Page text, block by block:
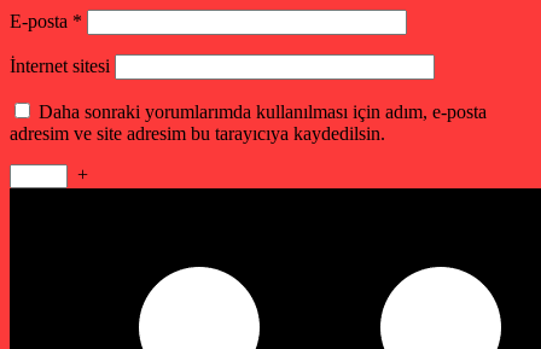
E-posta *
İnternet sitesi
Daha sonraki yorumlarımda kullanılması için adım, e-posta
adresim ve site adresim bu tarayıcıya kaydedilsin.
+